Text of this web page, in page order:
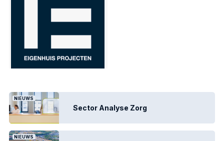
NIEUWS
Sector Analyse Zorg
NIEUWS